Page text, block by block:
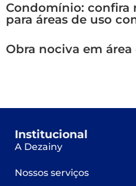
Condomínio: confira
para áreas de uso
Obra nociva em
Institucional
A Dezainy
Nossos serviços